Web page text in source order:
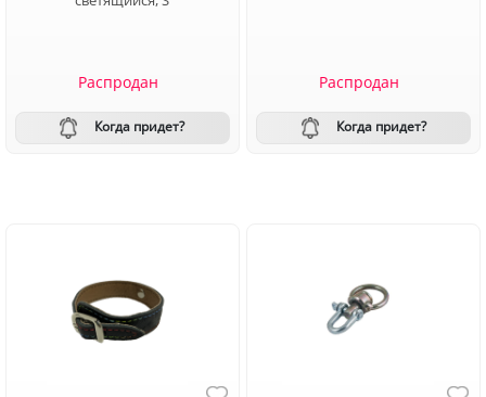
Распродан
Когда придет?
Распродан
Когда придет?